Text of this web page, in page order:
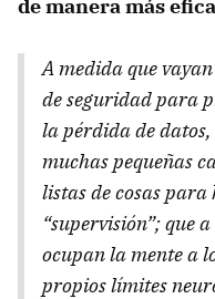
de manera más
A medida que
de seguridad para
la pérdida de datos,
muchas pequeñas
listas de cosas
“supervisión”; que
ocupan la mente a
propios límites